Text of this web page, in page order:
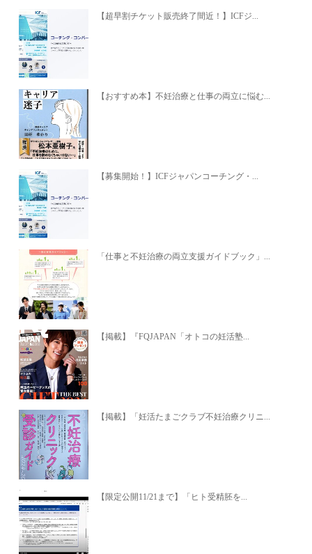
【超早割チケット販売終了間近！】ICFジ...
【おすすめ本】不妊治療と仕事の両立に悩む...
【募集開始！】ICFジャパンコーチング・...
「仕事と不妊治療の両立支援ガイドブック」...
【掲載】『FQJAPAN「オトコの妊活塾...
【掲載】「妊活たまごクラブ不妊治療クリニ...
【限定公開11/21まで】「ヒト受精胚を...